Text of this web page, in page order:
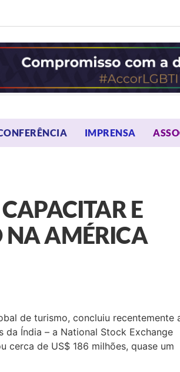
OPEN MENU
IMPRENSA OPEN
E
NA AMÉRICA
de turismo, concluiu recentemente
Índia – a National Stock Exchange
cerca de US$ 186 milhões, quase um